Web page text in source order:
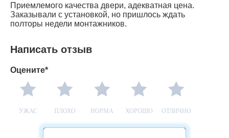
Приемлемого качества двери, адекватная цена.
Заказывали с установкой, но пришлось ждать
полторы недели монтажников.
Написать отзыв
Оцените*
УЖАС ПЛОХО НОРМА ХОРОШО ОТЛИЧНО